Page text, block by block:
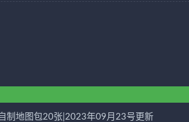
制地图包20张|2023年09月23号更新